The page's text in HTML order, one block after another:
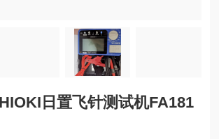
日置飞针测试机FA181